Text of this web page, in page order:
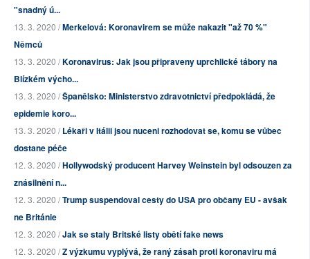
"snadný ú...
13. 3. 2020 /Merkelová: Koronavirem se může nakazit "až 70 %"
Němců
13. 3. 2020 /Koronavirus: Jak jsou připraveny uprchlické tábory na
Blízkém výcho...
13. 3. 2020 /Španělsko: Ministerstvo zdravotnictví předpokládá, že
epidemie koro...
13. 3. 2020 /Lékaři v Itálii jsou nuceni rozhodovat se, komu se vůbec
dostane péče
12. 3. 2020 /Hollywodský producent Harvey Weinstein byl odsouzen za
znásilnění n...
12. 3. 2020 /Trump suspendoval cesty do USA pro občany EU - avšak
ne Británie
12. 3. 2020 /Jak se staly Britské listy obětí fake news
12. 3. 2020 /Z výzkumu vyplývá, že raný zásah proti koronaviru má